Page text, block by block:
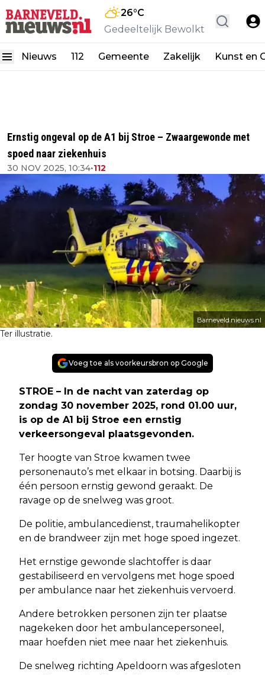
26°C
Gedeeltelijk Bewolkt
Nieuws 112 Gemeente Zakelijk Kunst en
Ernstig ongeval op de A1 bij Stroe – Zwaargewonde met
spoed naar ziekenhuis
30 NOV 2025, 10:34•112
Barneveld.nieuws.nl
Ter illustratie.
Voeg toe als voorkeursbron op Google
STROE – In de nacht van zaterdag op
zondag 30 november 2025, rond 01.00 uur,
is op de A1 bij Stroe een ernstig
verkeersongeval plaatsgevonden.
Ter hoogte van Stroe kwamen twee
personenauto’s met elkaar in botsing. Daarbij is
één persoon ernstig gewond geraakt. De
ravage op de snelweg was groot.
De politie, ambulancedienst, traumahelikopter
en de brandweer zijn met hoge spoed ingezet.
Het ernstige gewonde slachtoffer is daar
gestabiliseerd en vervolgens met hoge spoed
per ambulance naar het ziekenhuis vervoerd.
Andere betrokken personen zijn ter plaatse
nagekeken door het ambulancepersoneel,
maar hoefden niet mee naar het ziekenhuis.
De snelweg richting Apeldoorn was afgesloten